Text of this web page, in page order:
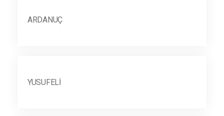
ARDANUÇ
YUSUFELI